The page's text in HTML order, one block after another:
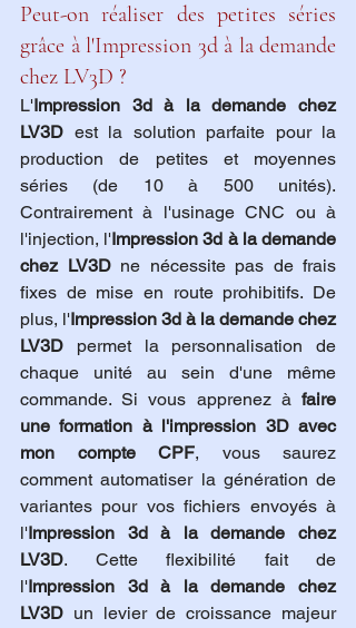
Peut-on réaliser des petites séries
grâce à l'Impression 3d à la demande
chez LV3D ?
L'Impression 3d à la demande chez
LV3D est la solution parfaite pour la
production de petites et moyennes
séries (de 10 à 500 unités).
Contrairement à l'usinage CNC ou à
l'injection, l'Impression 3d à la demande
chez LV3D ne nécessite pas de frais
fixes de mise en route prohibitifs. De
plus, l'Impression 3d à la demande chez
LV3D permet la personnalisation de
chaque unité au sein d'une même
commande. Si vous apprenez à faire
une formation à l'impression 3D avec
mon compte CPF, vous saurez
comment automatiser la génération de
variantes pour vos fichiers envoyés à
l'Impression 3d à la demande chez
LV3D. Cette flexibilité fait de
l'Impression 3d à la demande chez
LV3D un levier de croissance majeur